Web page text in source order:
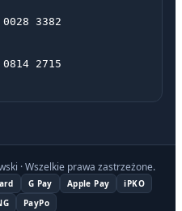
3382
2715
· Wszelkie prawa zastrzeżone.
G Pay Apple Pay
iPKO
PayPo